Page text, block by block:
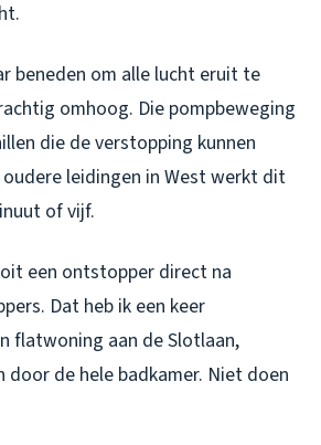
beneden om alle lucht eruit te
omhoog. Die pompbeweging
die de verstopping kunnen
leidingen in West werkt dit
of vijf.
een ontstopper direct na
Dat heb ik een keer
flatwoning aan de Slotlaan,
door de hele badkamer. Niet doen